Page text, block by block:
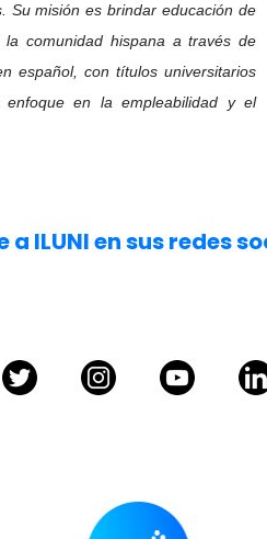
Su misión es brindar educación de
comunidad hispana a través de
español, con títulos universitarios
en la empleabilidad y el
a ILUNI en sus redes